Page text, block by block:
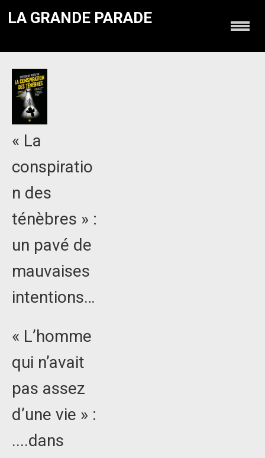
LA GRANDE PARADE
« La
conspiratio
n des
ténèbres » :
un pavé de
mauvaises
intentions…
« L’homme
qui n’avait
pas assez
d’une vie » :
....dans